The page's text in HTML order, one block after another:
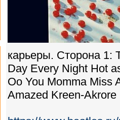
карьеры. Сторона 1:
Day Every Night Hot
Oo You Momma Miss
Amazed Kreen-Akrore